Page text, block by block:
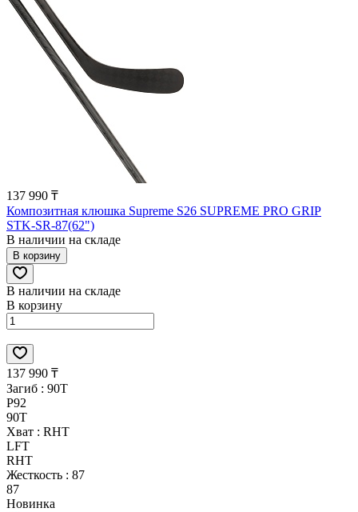
137 990 ₸
Композитная клюшка Supreme S26 SUPREME PRO GRIP
STK-SR-87(62")
В наличии на складе
В корзину
В наличии на складе
В корзину
137 990 ₸
Загиб : 90T
P92
90T
Хват : RHT
LFT
RHT
Жесткость : 87
87
Новинка